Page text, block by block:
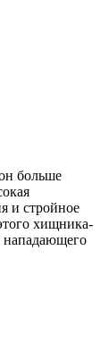
больше
и стройное
хищника-